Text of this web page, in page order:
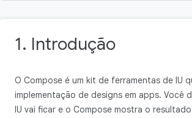
1. Introdução
O Compose é um kit de ferramentas de IU
implementação de designs em apps. Você
IU vai ficar e o Compose mostra o